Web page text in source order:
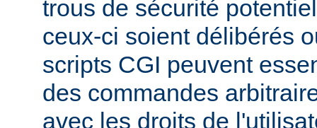
trous de sécurité
ceux-ci soient délibérés
scripts CGI peuvent
des commandes
avec les droits de